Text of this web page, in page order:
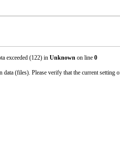
exceeded (122) in Unknown on line 0
(files). Please verify that the current